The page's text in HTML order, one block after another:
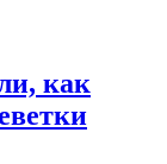
как